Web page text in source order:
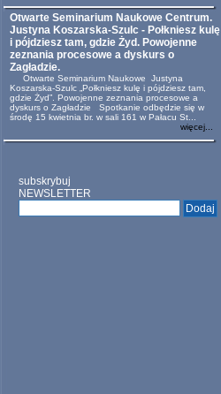
Otwarte Seminarium Naukowe Centrum.
Justyna Koszarska-Szulc - Połkniesz kulę
i pójdziesz tam, gdzie Żyd. Powojenne
zeznania procesowe a dyskurs o
Zagładzie.
Otwarte Seminarium Naukowe Justyna
Koszarska-Szulc „Połkniesz kulę i pójdziesz tam,
gdzie Żyd”. Powojenne zeznania procesowe a
dyskurs o Zagładzie Spotkanie odbędzie się w
środę 15 kwietnia br. w sali 161 w Pałacu St...
więcej...
subskrybuj
NEWSLETTER